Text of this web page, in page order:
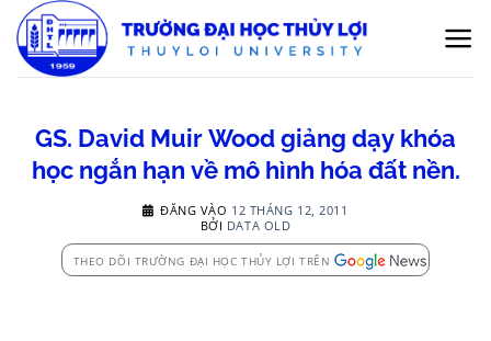
qua
nội
GS. David Muir Wood giảng dạy khóa
học ngắn hạn về mô hình hóa đất nền.
ĐĂNG VÀO 12 THÁNG 12, 2011
BỞI DATA OLD
THEO DÕI TRƯỜNG ĐẠI HỌC THỦY LỢI TRÊN